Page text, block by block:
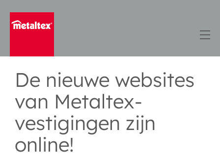
De nieuwe websites
van Metaltex-
vestigingen zijn
online!